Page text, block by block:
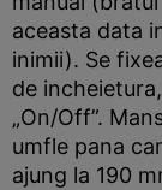
aceasta data
inimii). Se
de
„On/Off”.
umfle pana
ajung la 190